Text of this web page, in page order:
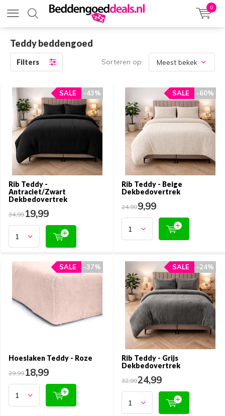
0
Teddy beddengoed
Filters Sorteren op:
Rib Teddy -
Antraciet/Zwart
Dekbedovertrek
34,9919,99
-43%
SALE -43%
SALE
Rib Teddy - Beige
Dekbedovertrek
24,999,99
-60%
SALE -60%
SALE
Hoeslaken Teddy - Roze
29,9918,99
-37%
SALE -37%
SALE
Rib Teddy - Grijs
Dekbedovertrek
32,9924,99
-24%
SALE -24%
SALE